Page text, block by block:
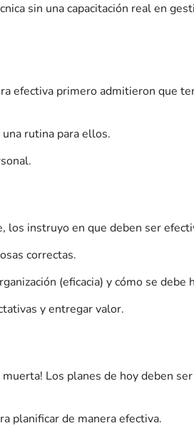
sin una capacitación real en
efectiva primero admitieron que
rutina para ellos.
los instruyo en que deben ser
correctas.
(eficacia) y cómo se debe
y entregar valor.
Los planes de hoy deben
planificar de manera efectiva.